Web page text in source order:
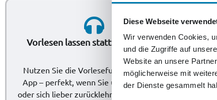
Diese Webseite
Wir verwenden Cookies,
und die Zugriffe auf
Website an unsere
möglicherweise mit
der Dienste gesammelt
Vorlesen lassen statt selbst lesen
Nutzen Sie die Vorlesefunktion unserer
App – perfekt, wenn Sie unterwegs sind
oder sich lieber zurücklehnen und zuhören